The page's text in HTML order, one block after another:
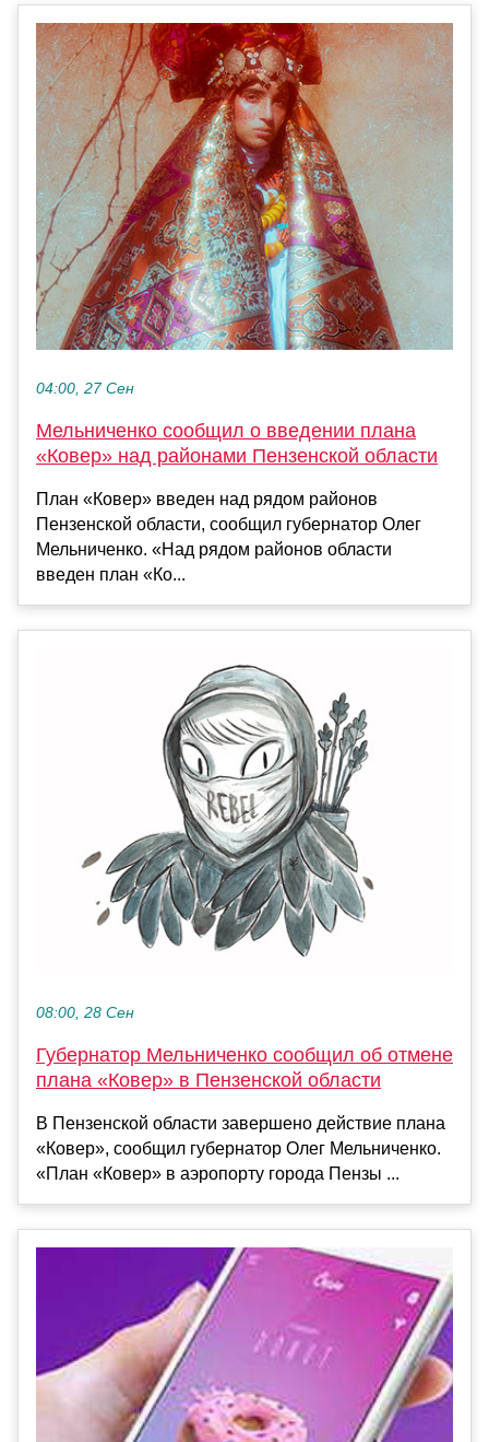
04:00, 27 Сен
Мельниченко сообщил о введении плана
«Ковер» над районами Пензенской области
План «Ковер» введен над рядом районов
Пензенской области, сообщил губернатор Олег
Мельниченко. «Над рядом районов области
введен план «Ко...
08:00, 28 Сен
Губернатор Мельниченко сообщил об отмене
плана «Ковер» в Пензенской области
В Пензенской области завершено действие плана
«Ковер», сообщил губернатор Олег Мельниченко.
«План «Ковер» в аэропорту города Пензы ...